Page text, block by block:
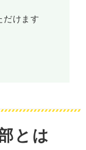
けます
とは